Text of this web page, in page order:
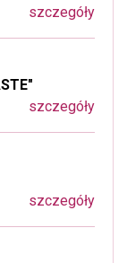
szczegóły
szczegóły
szczegóły